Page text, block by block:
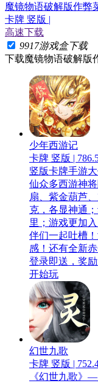
魔镜物语破解版作弊
卡牌 竖版 |
高速下载
9917游戏盒下载
下载魔镜物语破解版
少年西游记
卡牌 竖版 |
竖版卡牌手游
仙众多西游神
扇、紫金葫芦
克，各显神通
里；游戏更加
伴们一起吐槽
感！还有全新
登录即送，奖
开始玩
幻世九歌
卡牌 竖版 |
《幻世九歌》